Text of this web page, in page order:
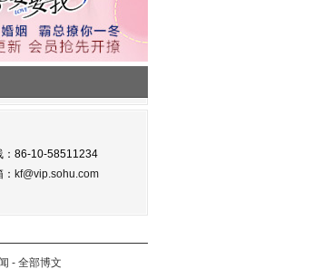
：86-10-58511234
kf@vip.sohu.com
- 全部博文